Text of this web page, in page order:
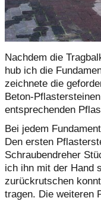
Nachdem die
hub ich die
zeichnete die
Beton-
entsprechenden
Bei jedem
Den ersten
Schraubendreher
ich ihn mit der Hand
zurückrutschen
tragen. Die weiteren